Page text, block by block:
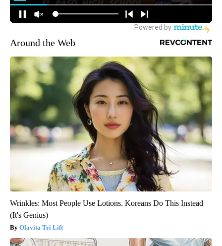
Around the Web
Wrinkles: Most People Use Lotions. Koreans Do This Instead
(It's Genius)
Olavita Tri Lift